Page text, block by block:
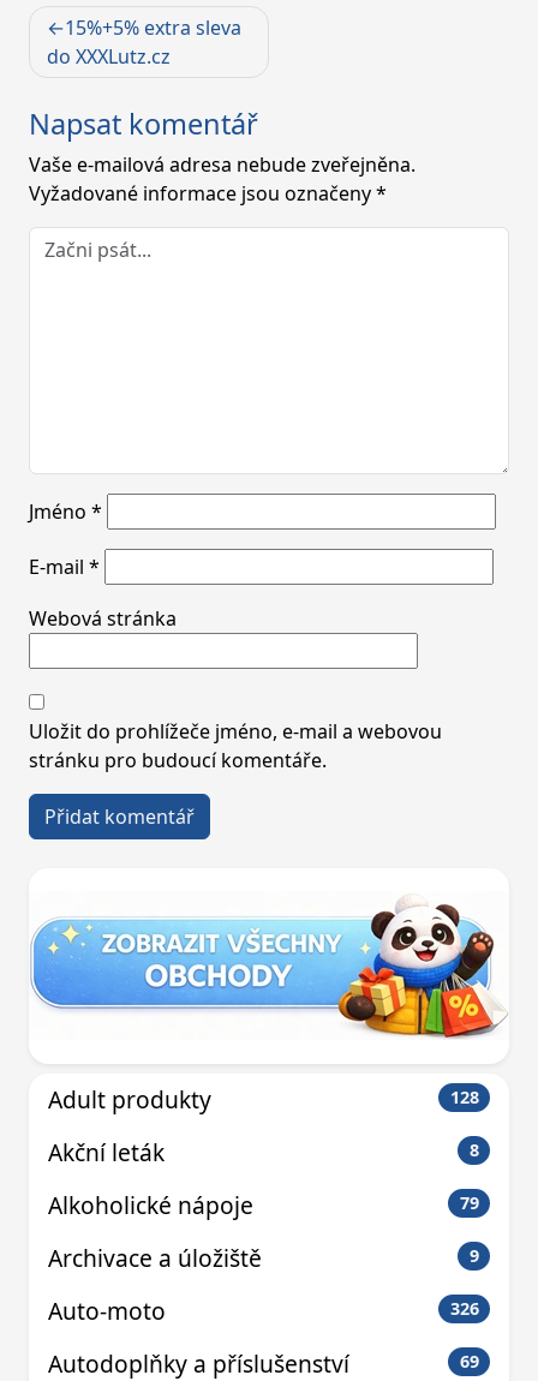
Navigace
pro
15%+5% extra sleva
do XXXLutz.cz
Napsat komentář
Vaše e-mailová adresa nebude zveřejněna.
Vyžadované informace jsou označeny*
Jméno *
E-mail *
Webová stránka
Uložit do prohlížeče jméno, e-mail a webovou
stránku pro budoucí komentáře.
Adult produkty 128
Akční leták 8
Alkoholické nápoje 79
Archivace a úložiště 9
Auto-moto 326
Autodoplňky a příslušenství 69